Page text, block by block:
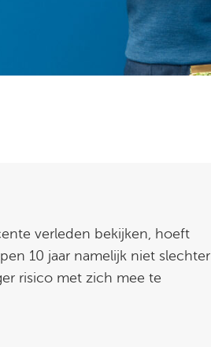
verleden bekijken, hoeft
10 jaar namelijk niet slechter
risico met zich mee te